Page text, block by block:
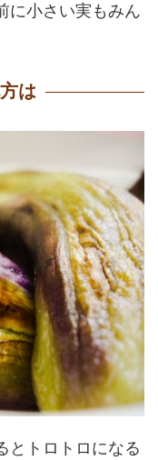
に小さい実もみん
は
とトロトロになる